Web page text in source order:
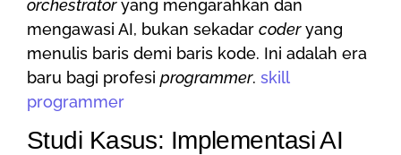
orchestratoryang mengarahkan dan
mengawasi AI, bukan sekadar coderyang
menulis baris demi baris kode. Ini adalah era
baru bagi profesi programmer. skill
programmer
Studi Kasus: Implementasi AI